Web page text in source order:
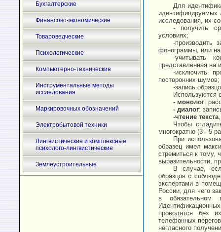
Бухгалтерские
Финансово-экономические
Товароведческие
Психологические
Компьютерно-технические
Инструментальные методы
исследования
Маркировочных обозначений
Электробытовой техники
Лингвистические и комплексные
психолого-лингвистические
Землеустроительные
Для
идентифицируемых
исследования, их
- получить
условиях;
-производить
фонограммы, или на
-учитывать
представленная на
-исключить
посторонних шумов;
-запись
Используются
- монолог:
- диалог:
-чтение текста
Чтобы
многократно (3 - 5
При
образец имел
стремиться к тому,
выразительности,
В случае,
образцов с
экспертами в
России, для чего
в обязательном
проводятся без
телефонных
негласного